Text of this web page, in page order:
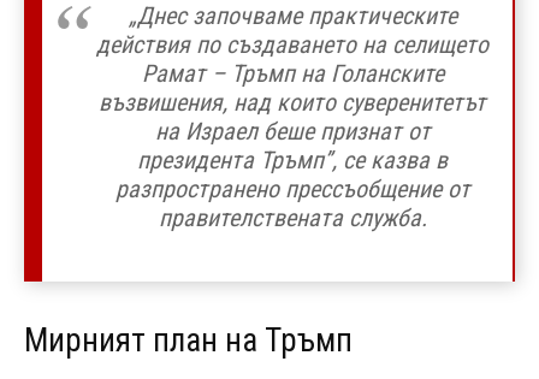
„Днес започваме практическите
действия по създаването на селището
Рамат – Тръмп на Голанските
възвишения, над които суверенитетът
на Израел беше признат от
президента Тръмп”, се казва в
разпространено прессъобщение от
правителствената служба.
Мирният план на Тръмп